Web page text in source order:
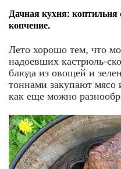
Дачная кухня:
копчение.
Лето хорошо тем, что
надоевших кастрюль-
блюда из овощей и
тоннами закупают
как еще можно